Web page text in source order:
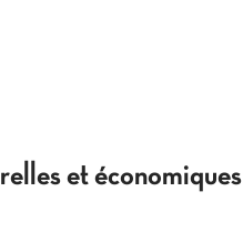
et économiques